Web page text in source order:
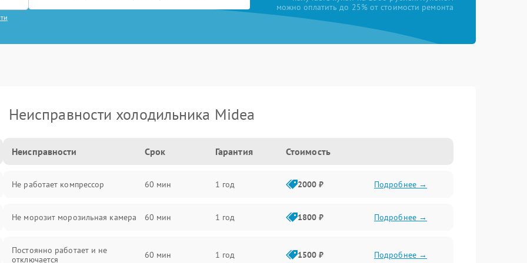
можно оплатить до 25% от стоимости ремонта
Неисправности холодильника Midea
Неисправности Срок Гарантия Стоимость
Не работает компрессор 60 мин 1 год 2000 ₽ Подробнее →
Не морозит морозильная камера 60 мин 1 год 1800 ₽ Подробнее →
Постоянно работает и не
отключается
60 мин 1 год 1500 ₽ Подробнее →